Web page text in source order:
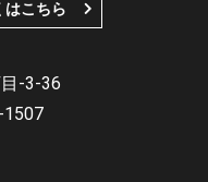
はこちら
-3-36
1507